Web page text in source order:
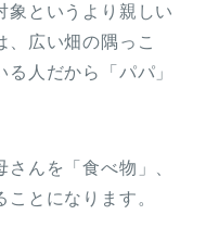
象というより親しい
、広い畑の隅っこ
人だから「パパ」
んを「食べ物」、
とになります。